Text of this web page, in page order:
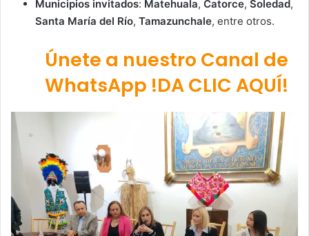
Municipios invitados: Matehuala, Catorce, Soledad,
Santa María del Río, Tamazunchale, entre otros.
Únete a nuestro Canal de
WhatsApp !DA CLIC AQUÍ!